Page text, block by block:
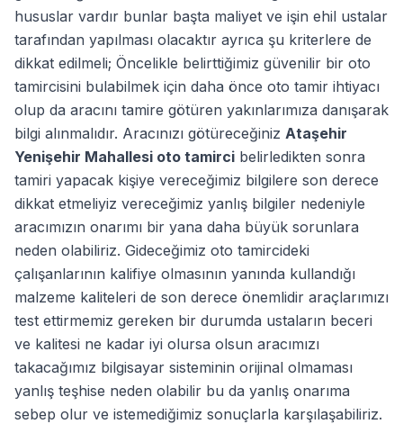
hususlar vardır bunlar başta maliyet ve işin ehil ustalar
tarafından yapılması olacaktır ayrıca şu kriterlere de
dikkat edilmeli; Öncelikle belirttiğimiz güvenilir bir oto
tamircisini bulabilmek için daha önce oto tamir ihtiyacı
olup da aracını tamire götüren yakınlarımıza danışarak
bilgi alınmalıdır. Aracınızı götüreceğiniz Ataşehir
Yenişehir Mahallesi oto tamirci belirledikten sonra
tamiri yapacak kişiye vereceğimiz bilgilere son derece
dikkat etmeliyiz vereceğimiz yanlış bilgiler nedeniyle
aracımızın onarımı bir yana daha büyük sorunlara
neden olabiliriz. Gideceğimiz oto tamircideki
çalışanlarının kalifiye olmasının yanında kullandığı
malzeme kaliteleri de son derece önemlidir araçlarımızı
test ettirmemiz gereken bir durumda ustaların beceri
ve kalitesi ne kadar iyi olursa olsun aracımızı
takacağımız bilgisayar sisteminin orijinal olmaması
yanlış teşhise neden olabilir bu da yanlış onarıma
sebep olur ve istemediğimiz sonuçlarla karşılaşabiliriz.